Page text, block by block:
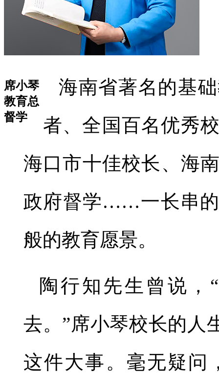
席小琴
教育总
督学
海南省著名的基
者、全国百名优秀
海口市十佳校长、海
政府督学……一长串的
般的教育愿景。
陶行知先生曾说，
去。”席小琴校长的
这件大事。毫无疑问